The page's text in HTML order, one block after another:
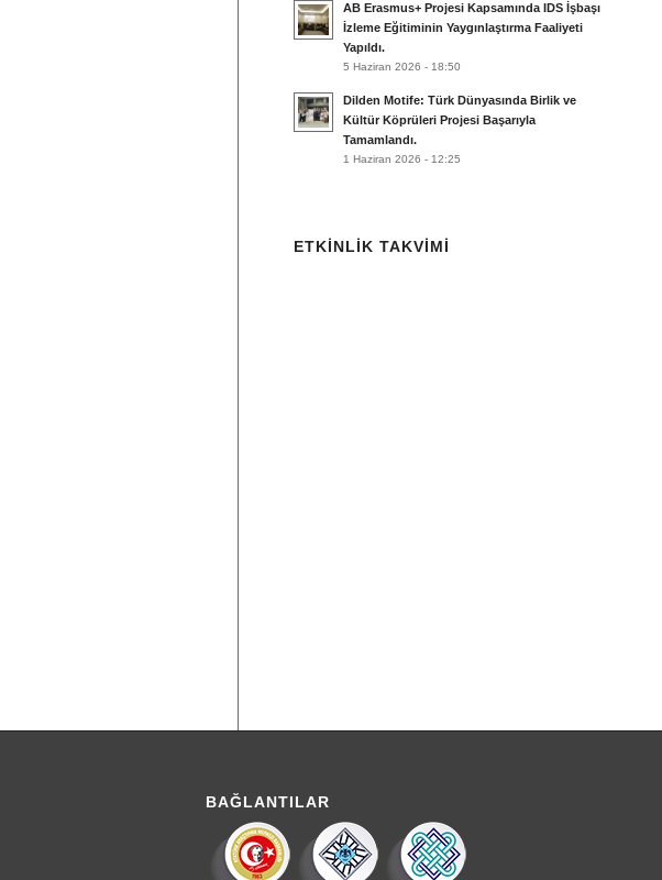
AB Erasmus+ Projesi Kapsamında IDS İşbaşı
İzleme Eğitiminin Yaygınlaştırma Faaliyeti
Yapıldı.
5 Haziran 2026 - 18:50
Dilden Motife: Türk Dünyasında Birlik ve
Kültür Köprüleri Projesi Başarıyla
Tamamlandı.
1 Haziran 2026 - 12:25
ETKINLIK TAKVIMI
BAĞLANTILAR